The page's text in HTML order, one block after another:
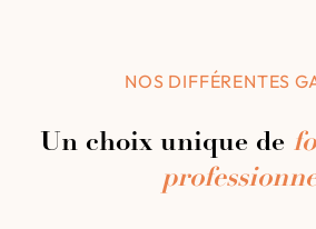
NOS DIFFÉRENTES
Un choix unique de